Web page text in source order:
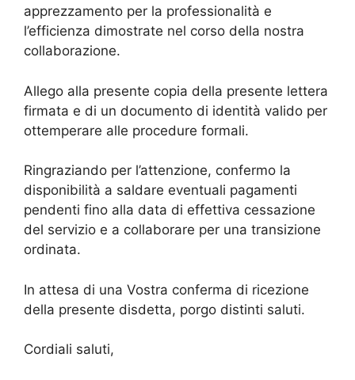
apprezzamento per la professionalità e
l’efficienza dimostrate nel corso della nostra
collaborazione.
Allego alla presente copia della presente lettera
firmata e di un documento di identità valido per
ottemperare alle procedure formali.
Ringraziando per l’attenzione, confermo la
disponibilità a saldare eventuali pagamenti
pendenti fino alla data di effettiva cessazione
del servizio e a collaborare per una transizione
ordinata.
In attesa di una Vostra conferma di ricezione
della presente disdetta, porgo distinti saluti.
Cordiali saluti,